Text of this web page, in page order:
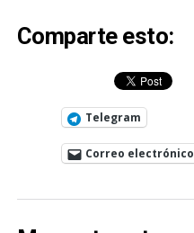
Comparte esto:
Telegram
Correo electrónico